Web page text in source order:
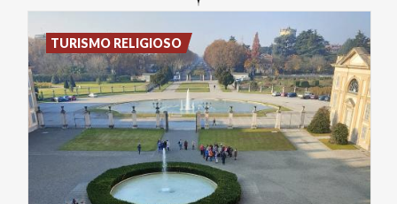
TURISMO RELIGIOSO